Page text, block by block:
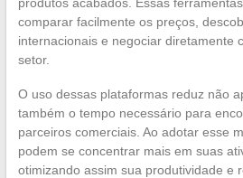
comparar facilmente os preços,
internacionais e negociar diretamente
setor.
O uso dessas plataformas reduz não
também o tempo necessário para
parceiros comerciais. Ao adotar esse
podem se concentrar mais em suas
otimizando assim sua produtividade e